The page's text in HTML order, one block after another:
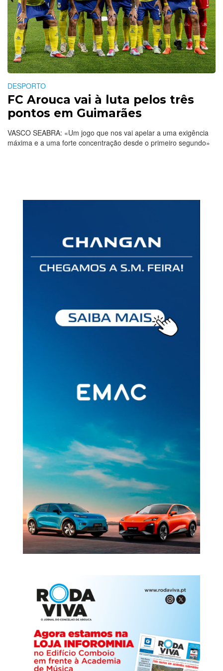
DESPORTO
FC Arouca vai à luta pelos três
pontos em Guimarães
VASCO SEABRA: «Um jogo que nos vai apelar a uma exigência
máxima e a uma forte concentração desde o primeiro segundo»